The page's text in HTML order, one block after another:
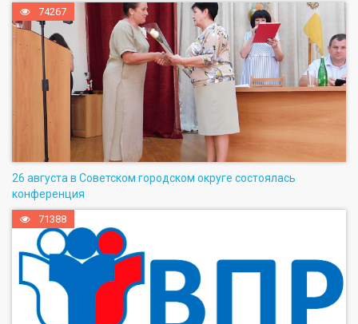
74267
26 августа в Советском городском округе состоялась
конференция
71388